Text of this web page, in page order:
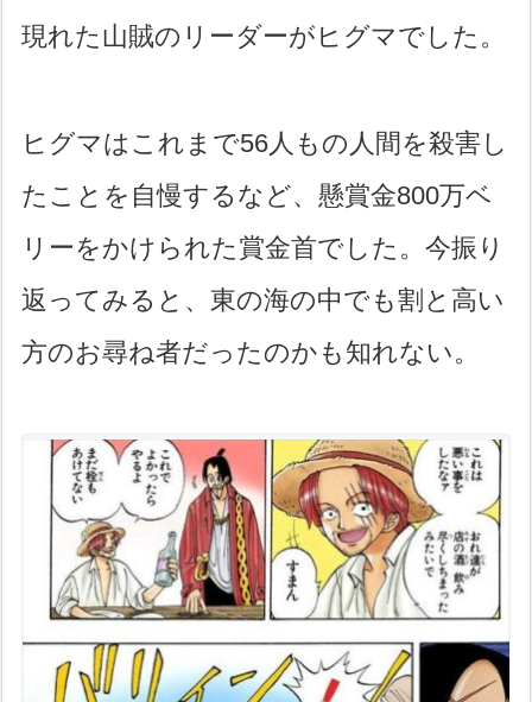
現れた山賊のリーダーがヒグマでした。
ヒグマはこれまで56人もの人間を殺害し
たことを自慢するなど、懸賞金800万ベ
リーをかけられた賞金首でした。今振り
返ってみると、東の海の中でも割と高い
方のお尋ね者だったのかも知れない。